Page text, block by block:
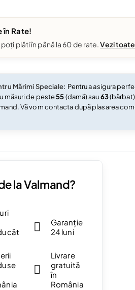
în Rate!
plăti în până la 60 de rate.Vezi
Mărimi Speciale: Pentru a asigura
măsuri de peste55(damă) sau63(bărbat)
Vă vom contacta după plasarea
la Valmand?
Garanție
24 luni
Livrare
gratuită
în
România